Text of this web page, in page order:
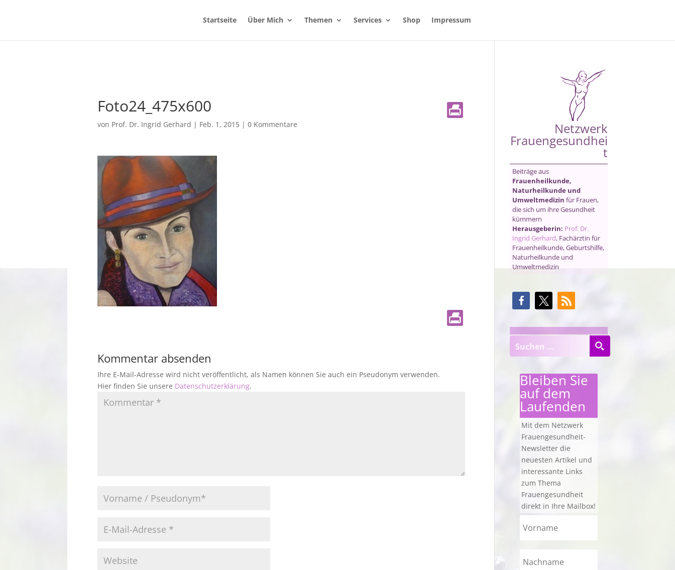
Startseite Über Mich Themen Services Shop Impressum
Foto24_475x600
von Prof. Dr. Ingrid Gerhard | Feb. 1, 2015| 0 Kommentare
Kommentar absenden
Ihre E-Mail-Adresse wird nicht veröffentlicht, als Namen können Sie auch ein Pseudonym verwenden.
Hier finden Sie unsere Datenschutzerklärung.
Netzwerk
Frauengesundhei
t
Beiträge aus
Frauenheilkunde,
Naturheilkunde und
Umweltmedizin für Frauen,
die sich um ihre Gesundheit
kümmern
Herausgeberin: Prof. Dr.
Ingrid Gerhard, Fachärztin für
Frauenheilkunde, Geburtshilfe,
Naturheilkunde und
Umweltmedizin
Bleiben Sie
auf dem
Laufenden
Mit dem Netzwerk
Frauengesundheit-
Newsletter die
neuesten Artikel und
interessante Links
zum Thema
Frauengesundheit
direkt in Ihre Mailbox!